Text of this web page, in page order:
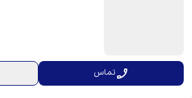
تماس